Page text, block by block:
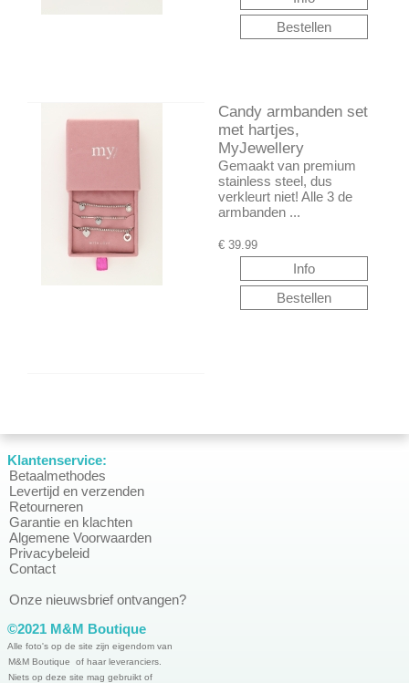
Candy armbanden set
met hartjes,
MyJewellery
Gemaakt van premium
stainless steel, dus
verkleurt niet! Alle 3 de
armbanden ...
€ 39.99
Klantenservice:
Betaalmethodes
Levertijd en verzenden
Retourneren
Garantie en klachten
Algemene Voorwaarden
Privacybeleid
Contact
Onze nieuwsbrief ontvangen?
©2021 M&M Boutique
Alle foto's op de site zijn eigendom van
M&M Boutique of haar leveranciers.
Niets op deze site mag gebruikt of